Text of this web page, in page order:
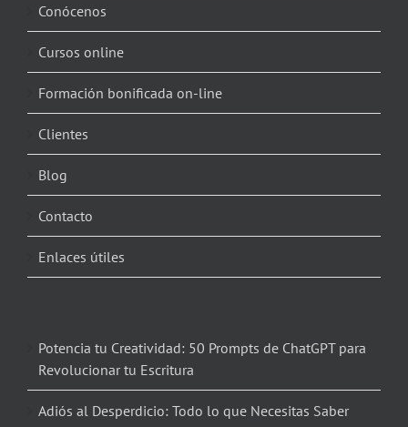
Conócenos
Cursos online
Formación bonificada on-line
Clientes
Blog
Contacto
Enlaces útiles
Potencia tu Creatividad: 50 Prompts de ChatGPT para
Revolucionar tu Escritura
Adiós al Desperdicio: Todo lo que Necesitas Saber